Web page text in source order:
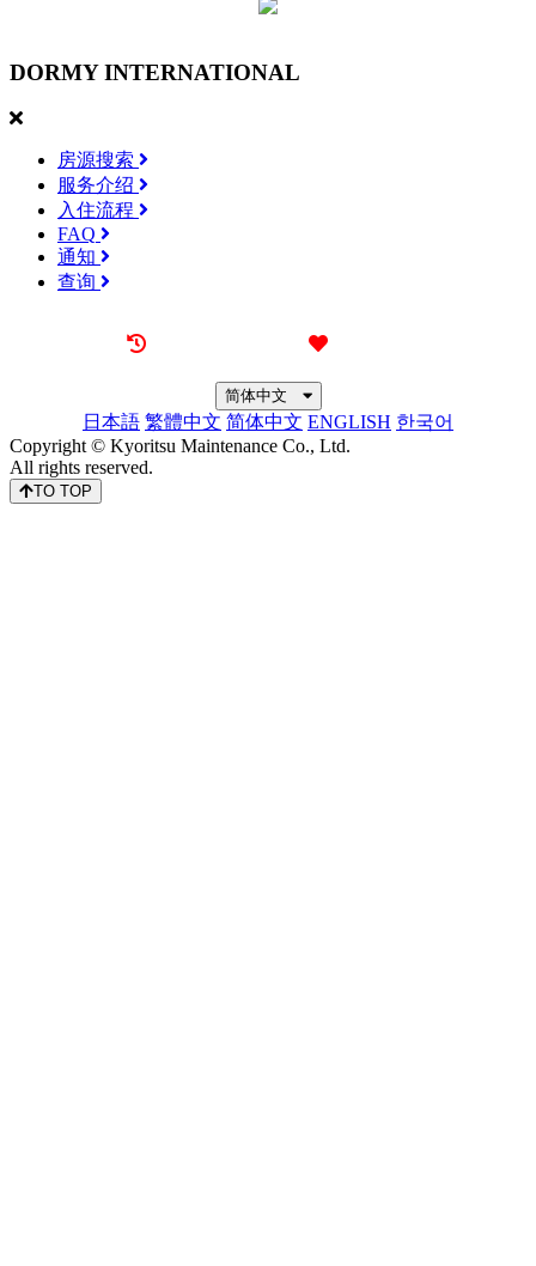
DORMY INTERNATIONAL
房源搜索
服务介绍
入住流程
FAQ
通知
查询
简体中文
日本語 繁體中文 简体中文 ENGLISH 한국어
Copyright © Kyoritsu Maintenance Co., Ltd.
All rights reserved.
TO TOP